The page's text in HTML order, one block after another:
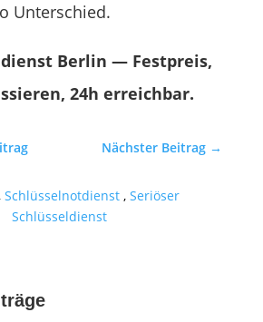
Unterschied.
Berlin — Festpreis,
24h erreichbar.
Nächster Beitrag →
Schlüsselnotdienst ,Seriöser
Schlüsseldienst